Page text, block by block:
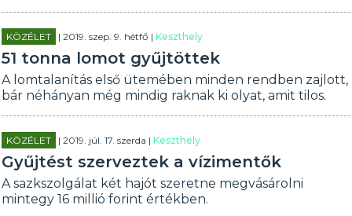
KÖZÉLET | 2019. szep. 9. hétfő |Keszthely
51 tonna lomot gyűjtöttek
A lomtalanítás első ütemében minden rendben zajlott,
bár néhányan még mindig raknak ki olyat, amit tilos.
KÖZÉLET | 2019. júl. 17. szerda |Keszthely
Gyűjtést szerveztek a vízimentők
A sazkszolgálat két hajót szeretne megvásárolni
mintegy 16 millió forint értékben.